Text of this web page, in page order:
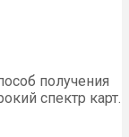
получения
спектр карт.